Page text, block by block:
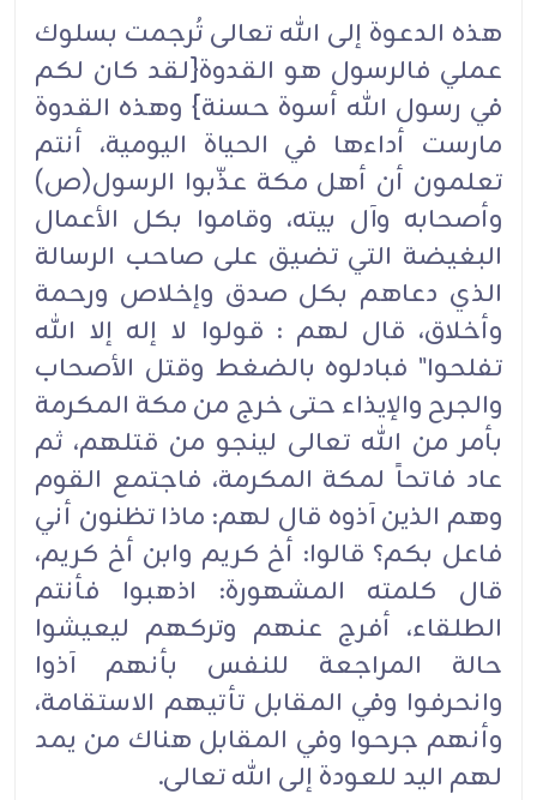
هذه الدعوة إلى الله تعالى تُرجمت بسلوك
عملي فالرسول هو القدوة{لقد كان لكم
في رسول الله أسوة حسنة} وهذه القدوة
مارست أداءها في الحياة اليومية، أنتم
تعلمون أن أهل مكة عذّبوا الرسول(ص)
وأصحابه وآل بيته، وقاموا بكل الأعمال
البغيضة التي تضيق على صاحب الرسالة
الذي دعاهم بكل صدق وإخلاص ورحمة
وأخلاق، قال لهم : قولوا لا إله إلا الله
تفلحوا" فبادلوه بالضغط وقتل الأصحاب
والجرح والإيذاء حتى خرج من مكة المكرمة
بأمر من الله تعالى لينجو من قتلهم، ثم
عاد فاتحاً لمكة المكرمة، فاجتمع القوم
وهم الذين آذوه قال لهم: ماذا تظنون أني
فاعل بكم؟ قالوا: أخ كريم وابن أخ كريم،
قال كلمته المشهورة: اذهبوا فأنتم
الطلقاء، أفرج عنهم وتركهم ليعيشوا
حالة المراجعة للنفس بأنهم آذوا
وانحرفوا وفي المقابل تأتيهم الاستقامة،
وأنهم جرحوا وفي المقابل هناك من يمد
لهم اليد للعودة إلى الله تعالى.‏